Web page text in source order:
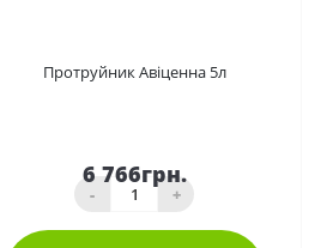
Протруйник Авіценна 5л
6 766грн.
- +